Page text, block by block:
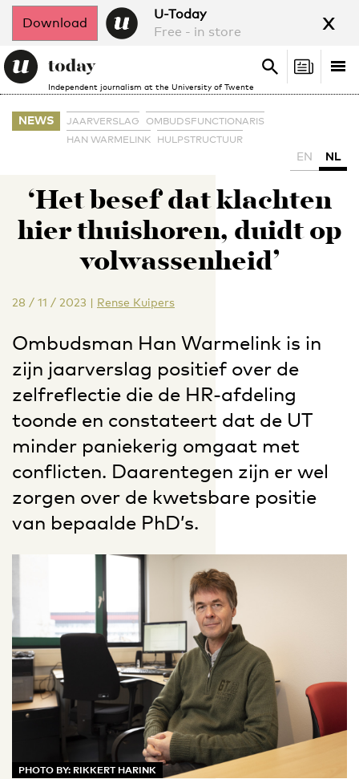
Download
U-Today
Free - in store
x
Independent journalism at the University of Twente
Search
Search
NEWS JAARVERSLAG
OMBUDSFUNCTIONARIS
HAN WARMELINK
HULPSTRUCTUUR
EN NL
‘Het besef dat klachten
hier thuishoren, duidt op
volwassenheid’
28 / 11 / 2023 | Rense Kuipers
Ombudsman Han Warmelink is in
zijn jaarverslag positief over de
zelfreflectie die de HR-afdeling
toonde en constateert dat de UT
minder paniekerig omgaat met
conflicten. Daarentegen zijn er wel
zorgen over de kwetsbare positie
van bepaalde PhD’s.
PHOTO BY: RIKKERT HARINK